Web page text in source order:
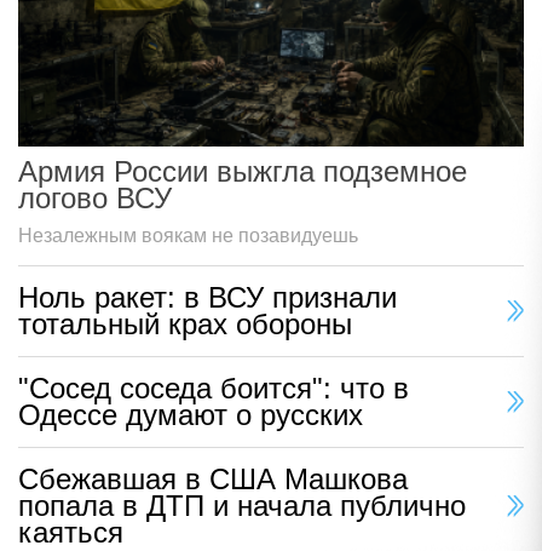
Армия России выжгла подземное
логово ВСУ
Незалежным воякам не позавидуешь
Ноль ракет: в ВСУ признали
тотальный крах обороны
"Сосед соседа боится": что в
Одессе думают о русских
Сбежавшая в США Машкова
попала в ДТП и начала публично
каяться